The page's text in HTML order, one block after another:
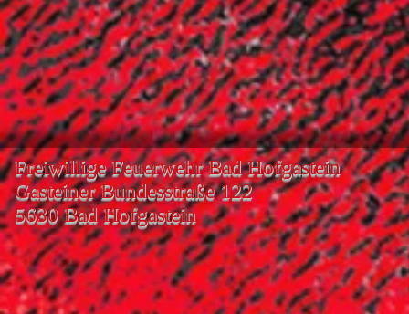
Freiwillige Feuerwehr Bad Hofgastein
Gasteiner Bundesstraße 122
5630 Bad Hofgastein